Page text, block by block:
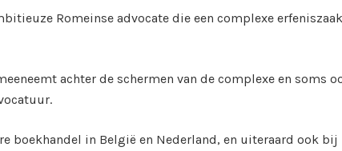
Romeinse advocate die een complexe erfeniszaak
achter de schermen van de complexe en soms
boekhandel in België en Nederland, en uiteraard ook